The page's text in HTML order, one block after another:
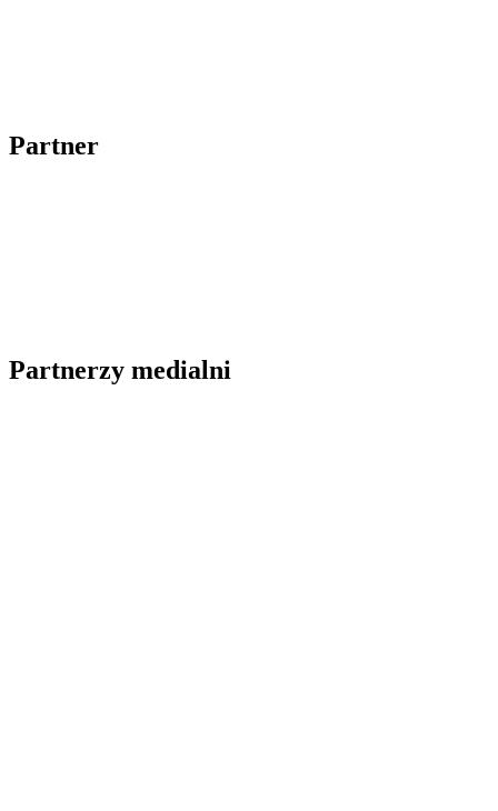
Partner
Partnerzy medialni